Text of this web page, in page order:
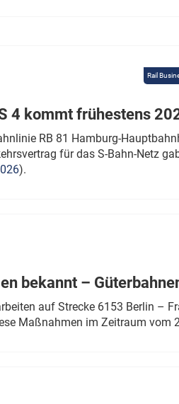
Rail
4 kommt frühestens
RB 81 Hamburg-
für das S-Bahn-Netz
).
bekannt –
auf Strecke 6153 Berlin –
Maßnahmen im Zeitraum vom